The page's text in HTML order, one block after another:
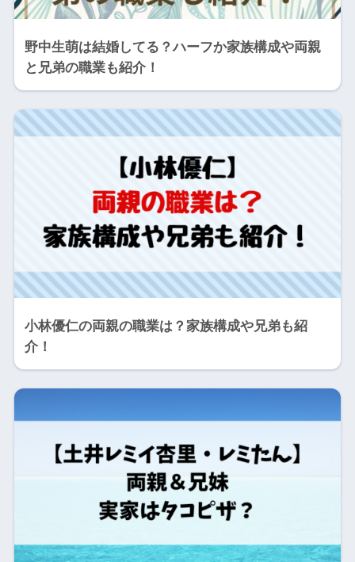
野中生萌は結婚してる？ハーフか家族構成や両親
と兄弟の職業も紹介！
小林優仁の両親の職業は？家族構成や兄弟も紹
介！